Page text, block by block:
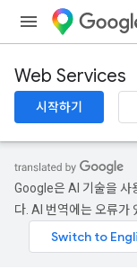
Web Services
시작하기
Google은 AI 기술을 사
다. AI 번역에는 오류가